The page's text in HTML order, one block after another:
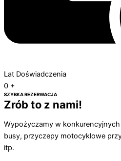
Lat Doświadczenia
0 +
SZYBKA REZERWACJA​
Zrób to z nami!
Wypożyczamy w konkurencyjnych
busy, przyczepy motocyklowe
itp.